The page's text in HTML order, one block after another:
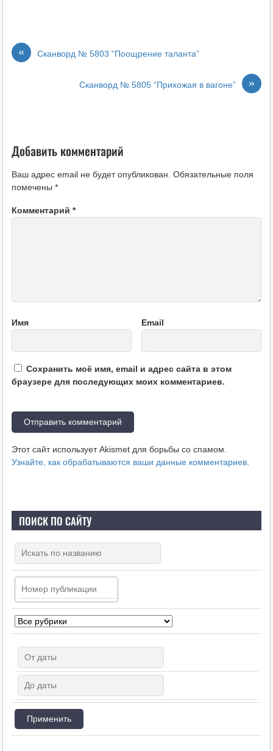
« Сканворд № 5803 “Поощрение таланта”
»
Сканворд № 5805 “Прихожая в вагоне”
Добавить комментарий
Ваш адрес email не будет опубликован. Обязательные поля
помечены *
Комментарий *
Имя Email
Сохранить моё имя, email и адрес сайта в этом
браузере для последующих моих комментариев.
Этот сайт использует Akismet для борьбы со спамом.
Узнайте, как обрабатываются ваши данные комментариев.
ПОИСК ПО САЙТУ